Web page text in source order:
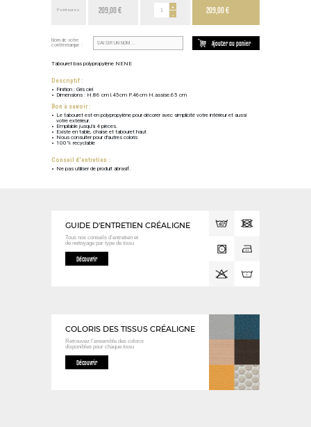
Point euros 209,00 €
+
-
209,00 €
Nom de votre
contremarque :
Ajouter au panier
Tabouret bas polypropylène NENE
Descriptif :
Finition : Gris ciel
Dimensions : H.86 cm l.45cm P.46cm H.assise.65 cm
Bon à savoir :
Le tabouret est en polypropylène pour décorer avec simplicité votre intérieur et aussi
votre extérieur.
Empilable jusqu'à 4 pièces.
Existe en table, chaise et tabouret haut
Nous consulter pour d'autres coloris
100% recyclable
Conseil d'entretien :
Ne pas utiliser de produit abrasif.
GUIDE D'ENTRETIEN CRÉALIGNE
Tous nos conseils d’entretien et
de nettoyage par type de tissu
Découvrir
COLORIS DES TISSUS CRÉALIGNE
Retrouvez l’ensemble des coloris
disponibles pour chaque tissu
Découvrir